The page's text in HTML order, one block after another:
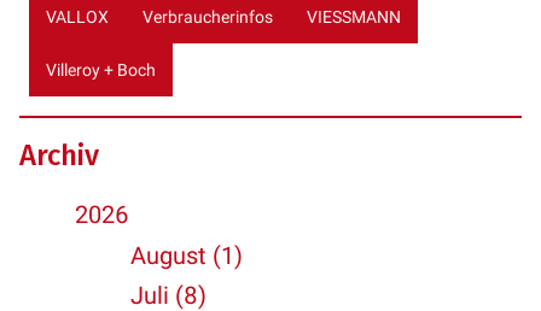
VALLOX Verbraucherinfos VIESSMANN
Villeroy + Boch
Archiv
2026
August (1)
Juli (8)